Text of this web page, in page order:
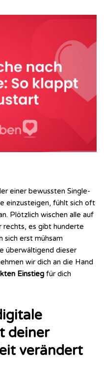
einer bewussten Single-
einzusteigen, fühlt sich oft
Plötzlich wischen alle auf
rechts, es gibt hunderte
sich erst mühsam
überwältigend dieser
wir dich an die Hand
Einstieg für dich
deiner
verändert